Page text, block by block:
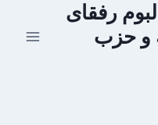
رفقای
و حزب